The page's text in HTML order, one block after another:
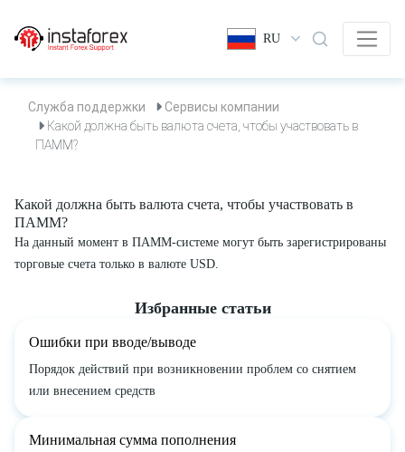
RU
Служба поддержки
Сервисы компании
Какой должна быть валюта счета, чтобы участвовать в
ПАММ?
Какой должна быть валюта счета, чтобы участвовать в
ПАММ?
На данный момент в ПАММ-системе могут быть зарегистрированы
торговые счета только в валюте USD.
Избранные статьи
Ошибки при вводе/выводе
Порядок действий при возникновении проблем со снятием
или внесением средств
Минимальная сумма пополнения